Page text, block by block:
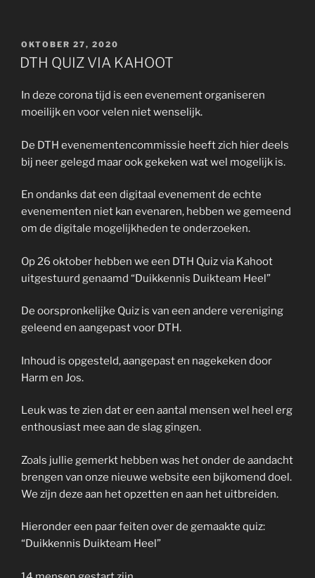
GEPLAATST
OP
OKTOBER 27, 2020
DTH QUIZ VIA KAHOOT
In deze corona tijd is een evenement organiseren
moeilijk en voor velen niet wenselijk.
De DTH evenementencommissie heeft zich hier deels
bij neer gelegd maar ook gekeken wat wel mogelijk is.
En ondanks dat een digitaal evenement de echte
evenementen niet kan evenaren, hebben we gemeend
om de digitale mogelijkheden te onderzoeken.
Op 26 oktober hebben we een DTH Quiz via Kahoot
uitgestuurd genaamd “Duikkennis Duikteam Heel”
De oorspronkelijke Quiz is van een andere vereniging
geleend en aangepast voor DTH.
Inhoud is opgesteld, aangepast en nagekeken door
Harm en Jos.
Leuk was te zien dat er een aantal mensen wel heel erg
enthousiast mee aan de slag gingen.
Zoals jullie gemerkt hebben was het onder de aandacht
brengen van onze nieuwe website een bijkomend doel.
We zijn deze aan het opzetten en aan het uitbreiden.
Hieronder een paar feiten over de gemaakte quiz:
“Duikkennis Duikteam Heel”